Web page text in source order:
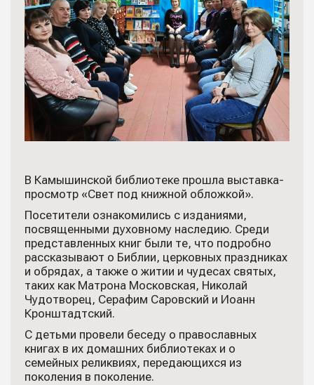
В Камышинской библиотеке прошла выставка-
просмотр «Свет под книжной обложкой».
Посетители ознакомились с изданиями,
посвященными духовному наследию. Среди
представленных книг были те, что подробно
рассказывают о Библии, церковных праздниках
и обрядах, а также о житии и чудесах святых,
таких как Матрона Московская, Николай
Чудотворец, Серафим Саровский и Иоанн
Кронштадтский.
С детьми провели беседу о православных
книгах в их домашних библиотеках и о
семейных реликвиях, передающихся из
поколения в поколение.